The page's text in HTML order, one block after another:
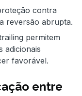
contra
reversão abrupta.
permitem
adicionais
favorável.
entre